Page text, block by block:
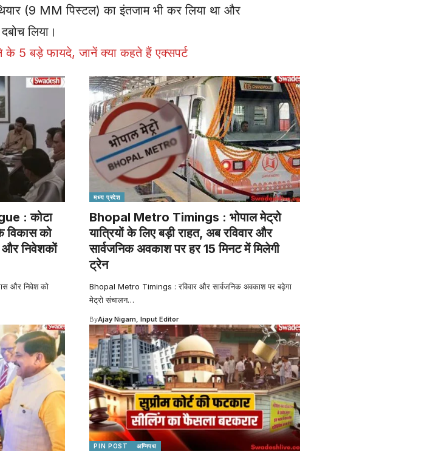
(9 MM पिस्टल) का इंतजाम भी कर लिया था और
लिया।
5 बड़े फायदे, जानें क्या कहते हैं एक्सपर्ट
: कोटा
विकास को
और निवेशकों
और निवेश को
मध्य प्रदेश
Bhopal Metro Timings : भोपाल मेट्रो
यात्रियों के लिए बड़ी राहत, अब रविवार और
सार्वजनिक अवकाश पर हर 15 मिनट में मिलेगी
ट्रेन
Bhopal Metro Timings : रविवार और सार्वजनिक अवकाश पर बढ़ेगा
मेट्रो संचालन…
ByAjay Nigam, Input Editor
PIN POST अग्निपथ